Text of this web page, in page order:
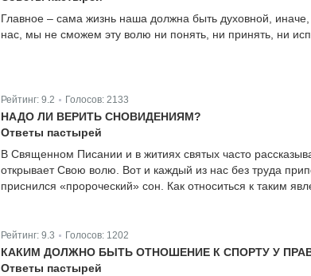
Главное – сама жизнь наша должна быть духовной,
нас, мы не сможем эту волю ни понять, ни принять, ни
Рейтинг: 9.2 Голосов: 2133
НАДО ЛИ ВЕРИТЬ СНОВИДЕНИЯМ?
Ответы пастырей
В Священном Писании и в житиях святых часто
открывает Свою волю. Вот и каждый из нас без труда
приснился «пророческий» сон. Как относиться к таким
Рейтинг: 9.3 Голосов: 1202
КАКИМ ДОЛЖНО БЫТЬ ОТНОШЕНИЕ К СПОРТУ У
Ответы пастырей